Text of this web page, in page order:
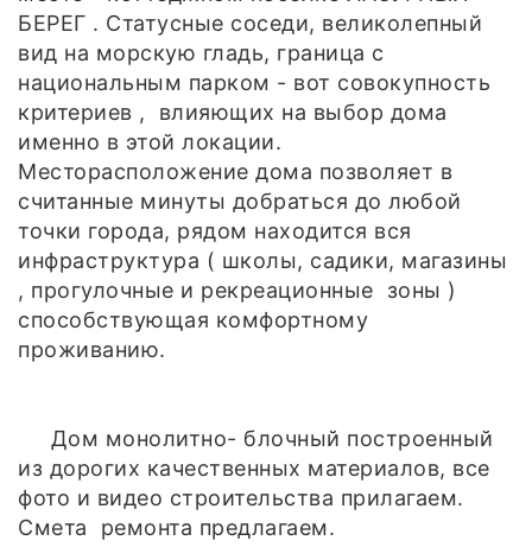
БЕРЕГ . Статусные соседи, великолепный
вид на морскую гладь, граница с
национальным парком - вот совокупность
критериев , влияющих на выбор дома
именно в этой локации.
Месторасположение дома позволяет в
считанные минуты добраться до любой
точки города, рядом находится вся
инфраструктура ( школы, садики, магазины
, прогулочные и рекреационные зоны )
способствующая комфортному
проживанию.
Дом монолитно- блочный построенный
из дорогих качественных материалов, все
фото и видео строительства прилагаем.
Смета ремонта предлагаем.